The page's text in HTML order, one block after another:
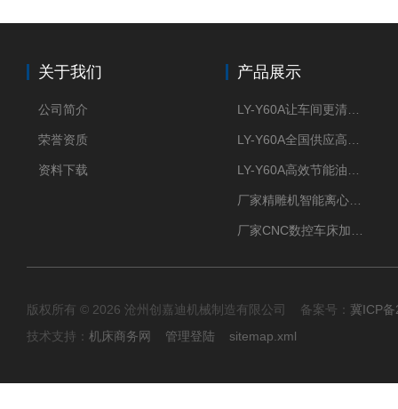
关于我们
公司简介
荣誉资质
资料下载
产品展示
版权所有 © 2026 沧州创嘉迪机械制造有限公司 备案号： 冀ICP
技术支持： 机床商务网 管理登陆 sitemap.xml